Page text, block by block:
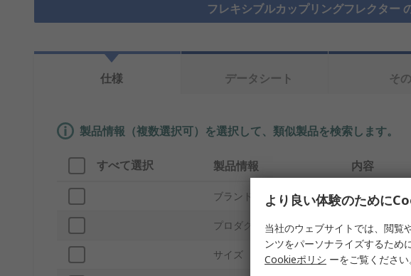
フレキシブルカップリングフレクター
仕様 データシート そ
製品情報（複数選択可）を選択して、類似製品を検索します。
すべて選択 製品情報 内容
ブランド Rexnord
プロダクトタイプ フレキシブ
サイズ 150 mm
より良い体験のために
当社のウェブサイトでは、閲覧
ンツをパーソナライズするため
Cookieポリシ ーをご覧ください